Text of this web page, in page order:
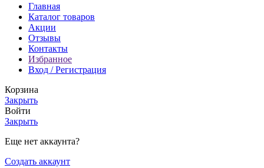
Главная
Каталог товаров
Акции
Отзывы
Контакты
Избранное
Вход / Регистрация
Корзина
Закрыть
Войти
Закрыть
Еще нет аккаунта?
Создать аккаунт